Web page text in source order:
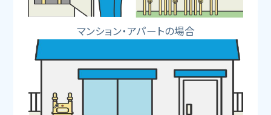
マンション・アパートの場合